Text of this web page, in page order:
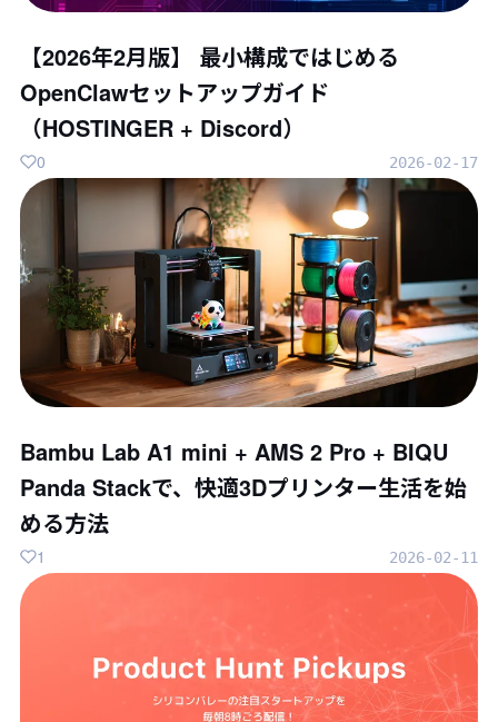
【2026年2月版】 最小構成ではじめる
OpenClawセットアップガイド
（HOSTINGER + Discord）
2026-02-17
0
Bambu Lab A1 mini + AMS 2 Pro + BIQU
Panda Stackで、快適3Dプリンター生活を始
める方法
2026-02-11
1